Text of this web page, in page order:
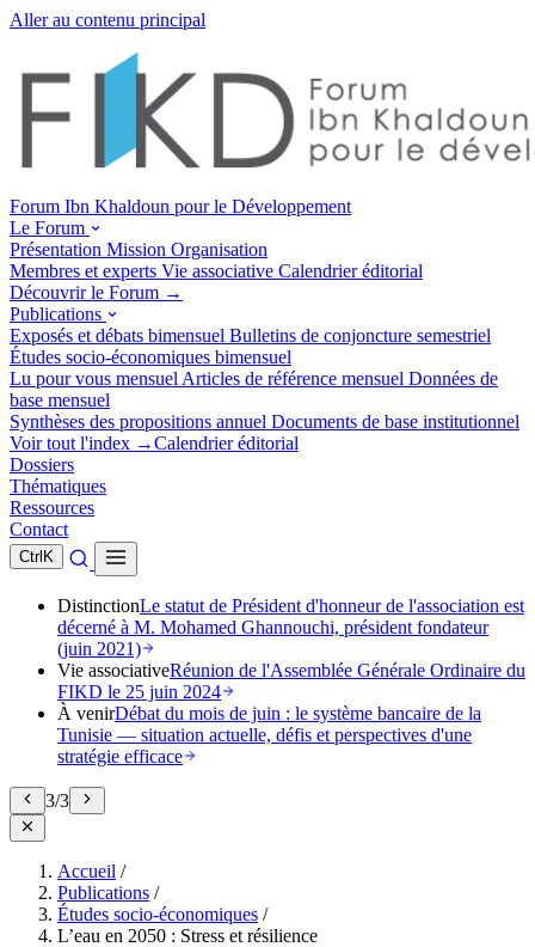
Aller au contenu principal
Forum Ibn Khaldoun pour le Développement
Le Forum
Présentation Mission Organisation
Membres et experts Vie associative Calendrier éditorial
Découvrir le Forum →
Publications
Exposés et débats bimensuel Bulletins de conjoncture semestriel
Études socio-économiques bimensuel
Lu pour vous mensuel Articles de référence mensuel Données de
base mensuel
Synthèses des propositions annuel Documents de base institutionnel
Voir tout l'index →Calendrier éditorial
Dossiers
Thématiques
Ressources
Contact
Ctrl K
DistinctionLe statut de Président d'honneur de l'association est
décerné à M. Mohamed Ghannouchi, président fondateur
(juin 2021)
Vie associativeRéunion de l'Assemblée Générale Ordinaire du
FIKD le 25 juin 2024
À venirDébat du mois de juin : le système bancaire de la
Tunisie — situation actuelle, défis et perspectives d'une
stratégie efficace
3/3
Accueil /
Publications /
Études socio-économiques /
L’eau en 2050 : Stress et résilience